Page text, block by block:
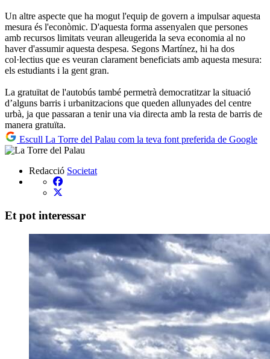
Un altre aspecte que ha mogut l'equip de govern a impulsar aquesta
mesura és l'econòmic. D'aquesta forma assenyalen que persones
amb recursos limitats veuran alleugerida la seva economia al no
haver d'assumir aquesta despesa. Segons Martínez, hi ha dos
col·lectius que es veuran clarament beneficiats amb aquesta mesura:
els estudiants i la gent gran.
La gratuïtat de l'autobús també permetrà democratitzar la situació
d’alguns barris i urbanitzacions que queden allunyades del centre
urbà, ja que passaran a tenir una via directa amb la resta de barris de
manera gratuïta.
Escull La Torre del Palau com la teva font preferida de Google
Redacció Societat
Et pot interessar